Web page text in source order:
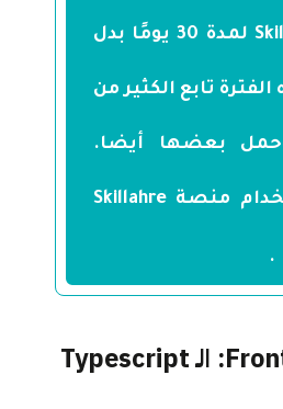
منصة Skillshare لمدة 30 يومًا بدل
الفترة تابع الكثير من
بعضها أيضا.
ابدء في استخدام منصة Skillahre
.
في تقنيات الـ Front End: الـ Typescript